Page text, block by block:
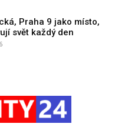
Praha 9 jako místo,
svět každý den